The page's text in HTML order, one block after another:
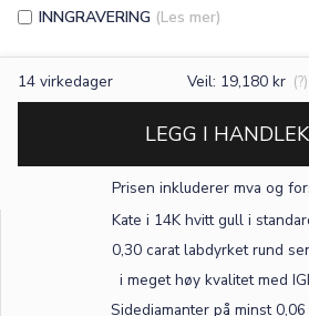
INNGRAVERING (Les mer)
14 virkedager Veil: 19,180 kr (?)
LEGG I
Prisen inkluderer mva og
Kate i 14K hvitt gulli
0,30 carat labdyrket rund
i meget høy kvalitet med
Sidediamanter på minst